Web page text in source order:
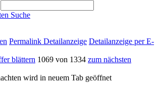
Suche
Permalink Detailanzeige Detailanzeige per E-
blättern 1069 von 1334 zum nächsten
wird in neuem Tab geöffnet